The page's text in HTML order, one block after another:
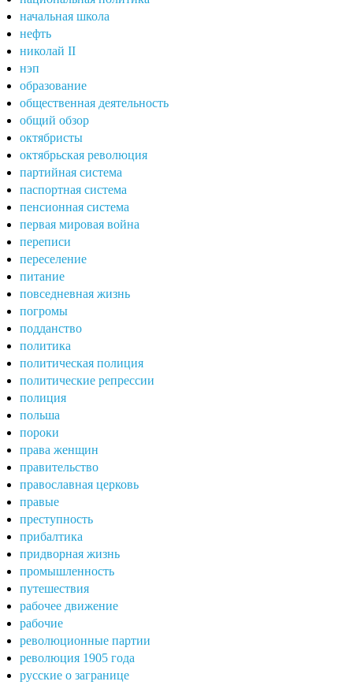
начальная школа
нефть
николай II
нэп
образование
общественная деятельность
общий обзор
октябристы
октябрьская революция
партийная система
паспортная система
пенсионная система
первая мировая война
переписи
переселение
питание
повседневная жизнь
погромы
подданство
политика
политическая полиция
политические репрессии
полиция
польша
пороки
права женщин
правительство
православная церковь
правые
преступность
прибалтика
придворная жизнь
промышленность
путешествия
рабочее движение
рабочие
революционные партии
революция 1905 года
русские о загранице